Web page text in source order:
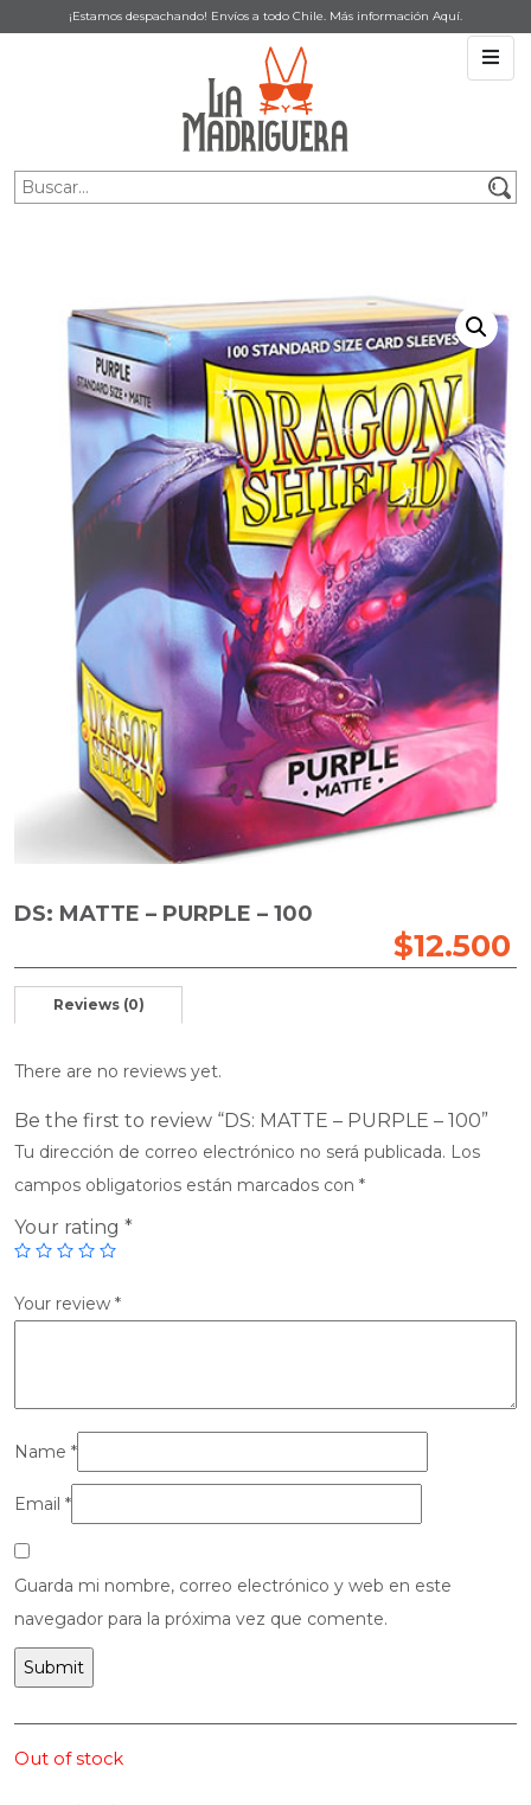
¡Estamos despachando! Envíos a todo Chile. Más información Aquí.
DS: MATTE – PURPLE – 100
$12.500
Reviews (0)
There are no reviews yet.
Be the first to review “DS: MATTE – PURPLE – 100”
Tu dirección de correo electrónico no será publicada. Los
campos obligatorios están marcados con *
Your rating *
Your review *
Name *
Email *
Guarda mi nombre, correo electrónico y web en este
navegador para la próxima vez que comente.
Out of stock